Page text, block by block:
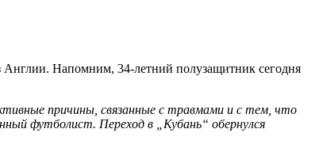
Напомним, 34-летний полузащитник сегодня
причины, связанные с травмами и с тем, что
футболист. Переход в „Кубань“ обернулся